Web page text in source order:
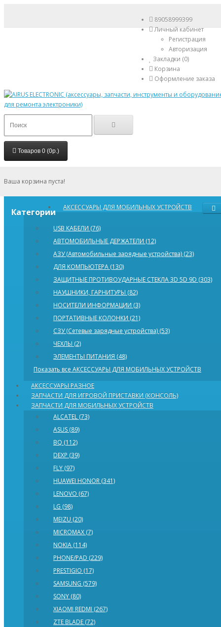
89058999399
Личный кабинет
Регистрация
Авторизация
Закладки (0)
Корзина
Оформление заказа
Товаров 0 (0р.)
Ваша корзина пуста!
Категории АКСЕССУАРЫ ДЛЯ МОБИЛЬНЫХ УСТРОЙСТВ
USB КАБЕЛИ (76)
АВТОМОБИЛЬНЫЕ ДЕРЖАТЕЛИ (12)
АЗУ (Автомобильные зарядные устройства) (23)
ДЛЯ КОМПЬЮТЕРА (130)
ЗАЩИТНЫЕ ПРОТИВОУДАРНЫЕ СТЕКЛА 3D 5D 9D (303)
НАУШНИКИ, ГАРНИТУРЫ (82)
НОСИТЕЛИ ИНФОРМАЦИИ (3)
ПОРТАТИВНЫЕ КОЛОНКИ (21)
СЗУ (Сетевые зарядные устройства) (53)
ЧЕХЛЫ (2)
ЭЛЕМЕНТЫ ПИТАНИЯ (48)
Показать все АКСЕССУАРЫ ДЛЯ МОБИЛЬНЫХ УСТРОЙСТВ
АКСЕССУАРЫ РАЗНОЕ
ЗАПЧАСТИ ДЛЯ ИГРОВОЙ ПРИСТАВКИ (КОНСОЛЬ)
ЗАПЧАСТИ ДЛЯ МОБИЛЬНЫХ УСТРОЙСТВ
ALCATEL (73)
ASUS (89)
BQ (112)
DEXP (39)
FLY (97)
HUAWEI HONOR (341)
LENOVO (67)
LG (98)
MEIZU (20)
MICROMAX (7)
NOKIA (114)
PHONE/PAD (229)
PRESTIGIO (17)
SAMSUNG (579)
SONY (80)
XIAOMI REDMI (267)
ZTE BLADE (72)